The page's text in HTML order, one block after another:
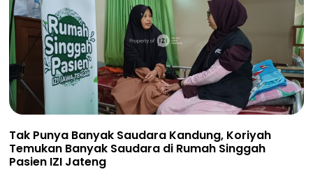
Tak Punya Banyak Saudara Kandung, Koriyah
Temukan Banyak Saudara di Rumah Singgah
Pasien IZI Jateng